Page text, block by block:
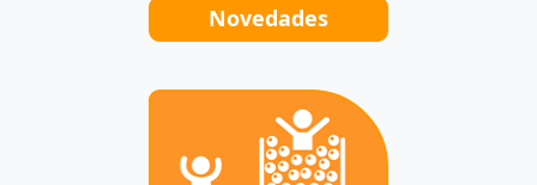
Novedades